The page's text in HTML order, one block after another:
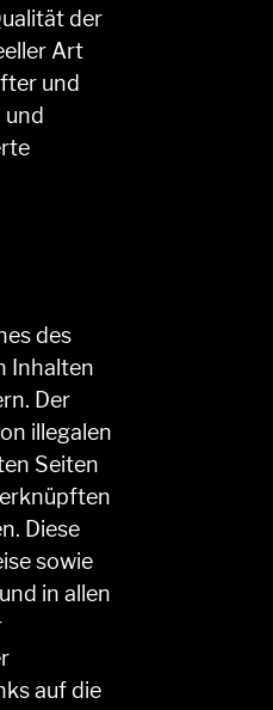
der
Art
und
des
Inhalten
Der
illegalen
Seiten
Diese
sowie
in allen
auf die